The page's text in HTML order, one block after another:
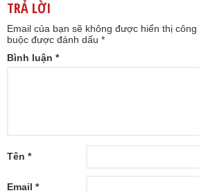
TRẢ LỜI
Email của bạn sẽ không được hiển thị công
buộc được đánh dấu *
Bình luận *
Tên *
Email *